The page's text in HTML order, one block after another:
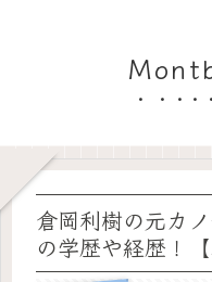
倉岡利樹の元カ
の学歴や経歴！